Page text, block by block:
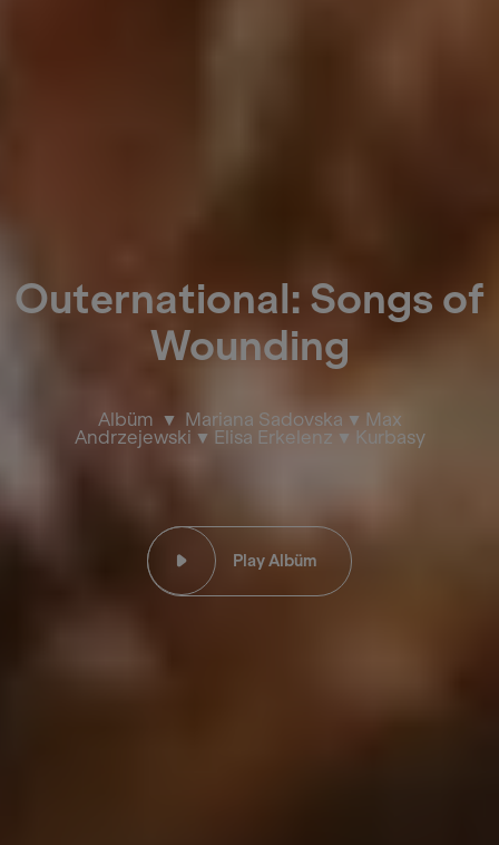
Outernational: Songs of
Wounding
Albüm Mariana Sadovska
Max
Andrzejewski
Elisa Erkelenz Kurbasy
Play Albüm